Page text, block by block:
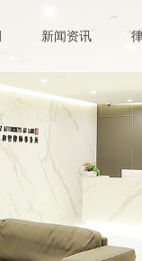
新闻资讯